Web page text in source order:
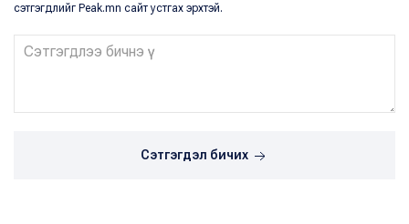
сэтгэгдлийг Peak.mn сайт устгах эрхтэй.
Сэтгэгдэл бичих